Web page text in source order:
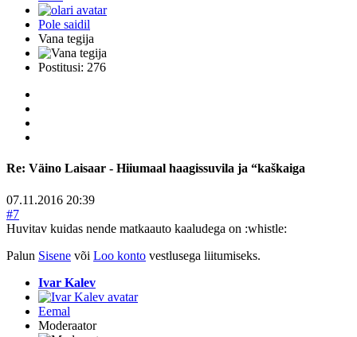
Pole saidil
Vana tegija
Postitusi: 276
Re: Väino Laisaar - Hiiumaal haagissuvila ja “kaškaiga
07.11.2016 20:39
#7
Huvitav kuidas nende matkaauto kaaludega on :whistle:
Palun Sisene või Loo konto vestlusega liitumiseks.
Ivar Kalev
Eemal
Moderaator